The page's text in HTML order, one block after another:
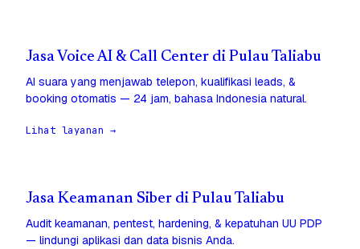
Jasa Voice AI & Call Center di Pulau Taliabu
AI suara yang menjawab telepon, kualifikasi leads, &
booking otomatis — 24 jam, bahasa Indonesia natural.
Lihat layanan →
Jasa Keamanan Siber di Pulau Taliabu
Audit keamanan, pentest, hardening, & kepatuhan UU PDP
— lindungi aplikasi dan data bisnis Anda.